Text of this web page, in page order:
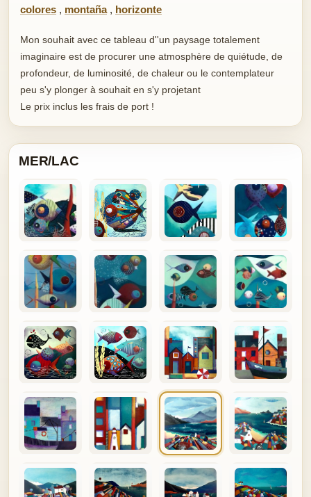
colores , montaña, horizonte
Mon souhait avec ce tableau d''un paysage totalement
imaginaire est de procurer une atmosphère de quiétude, de
profondeur, de luminosité, de chaleur ou le contemplateur
peu s'y plonger à souhait en s'y projetant
Le prix inclus les frais de port !
MER/LAC